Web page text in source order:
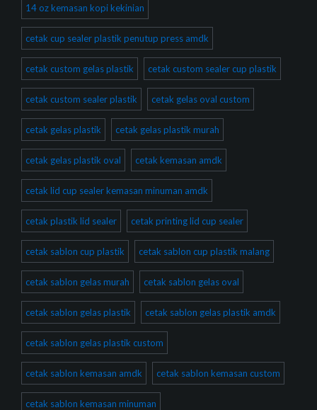
14 oz kemasan kopi kekinian
cetak cup sealer plastik penutup press amdk
cetak custom gelas plastik cetak custom sealer cup plastik
cetak custom sealer plastik cetak gelas oval custom
cetak gelas plastik cetak gelas plastik murah
cetak gelas plastik oval cetak kemasan amdk
cetak lid cup sealer kemasan minuman amdk
cetak plastik lid sealer cetak printing lid cup sealer
cetak sablon cup plastik cetak sablon cup plastik malang
cetak sablon gelas murah cetak sablon gelas oval
cetak sablon gelas plastik cetak sablon gelas plastik amdk
cetak sablon gelas plastik custom
cetak sablon kemasan amdk cetak sablon kemasan custom
cetak sablon kemasan minuman